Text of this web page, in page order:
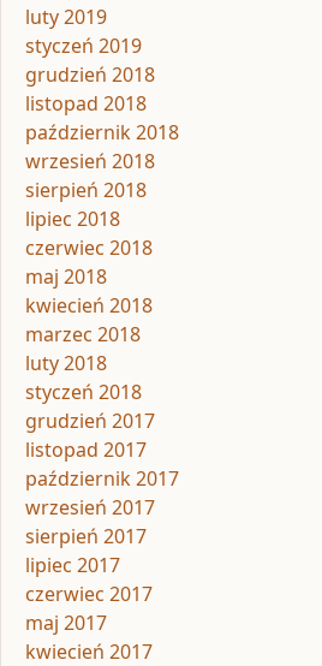
luty 2019
styczeń 2019
grudzień 2018
listopad 2018
październik 2018
wrzesień 2018
sierpień 2018
lipiec 2018
czerwiec 2018
maj 2018
kwiecień 2018
marzec 2018
luty 2018
styczeń 2018
grudzień 2017
listopad 2017
październik 2017
wrzesień 2017
sierpień 2017
lipiec 2017
czerwiec 2017
maj 2017
kwiecień 2017